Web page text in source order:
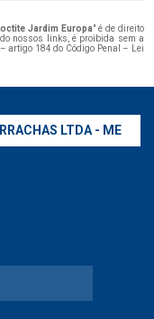
Jardim Europa" é de direito
nossos links, é proibida sem a
artigo 184 do Código Penal –
Lei
LTDA - ME